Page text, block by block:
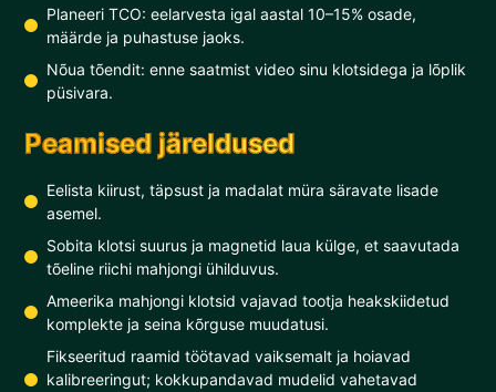
Planeeri TCO: eelarvesta igal aastal 10–15% osade,
määrde ja puhastuse jaoks.
Nõua tõendit: enne saatmist video sinu klotsidega ja lõplik
püsivara.
Peamised järeldused
Eelista kiirust, täpsust ja madalat müra säravate lisade
asemel.
Sobita klotsi suurus ja magnetid laua külge, et saavutada
tõeline riichi mahjongi ühilduvus.
Ameerika mahjongi klotsid vajavad tootja heakskiidetud
komplekte ja seina kõrguse muudatusi.
Fikseeritud raamid töötavad vaiksemalt ja hoiavad
kalibreeringut; kokkupandavad mudelid vahetavad